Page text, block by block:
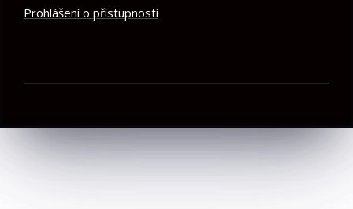
Prohlášení o přístupnosti